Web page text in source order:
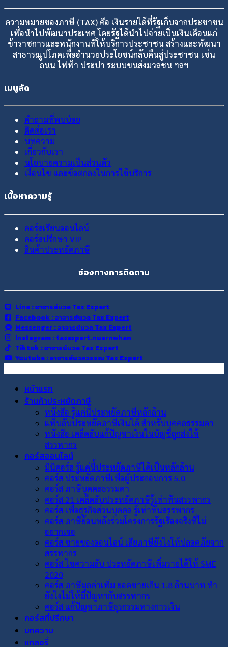
ความหมายของภาษี (TAX) คือ เงินรายได้ที่รัฐเก็บจากประชาชน
เพื่อนำไปพัฒนาประเทศ โดยรัฐได้นำไปจ่ายเป็นเงินเดือนแก่
ข้าราชการและพนักงานที่ให้บริการประชาชน สร้างและพัฒนา
สาธารณูปโภคเพื่ออำนวยประโยชน์กลับคืนสู่ประชาชน เช่น
ถนน ไฟฟ้า ประปา ระบบขนส่งมวลชน ฯลฯ
เมนูลัด
คำถามที่พบบ่อย
ติดต่อเรา
บทความ
เกี่ยวกับเรา
นโยบายความเป็นส่วนตัว
เงื่อนไข และข้อตกลงในการใช้บริการ
เนื้อหาความรู้
คอร์สเรียนออนไลน์
คอร์สปรึกษา VIP
สินค้าประหยัดภาษี
ช่องทางการติดตาม
Line : อาจารย์นวล Tax Expert
Facebook : อาจารย์นวล Tax Expert
Messenger : อาจารย์นวล Tax Expert
Instagram : taxexpert.nuarnwhan
Tiktok : อาจารย์นวล Tax Expert
Youtube : อาจารย์นวลวรรณ Tax Expert
หน้าแรก
ร้านค้าประหยัดภาษี
หนังสือ รู้แค่นี้ประหยัดภาษีหลักล้าน
แฟ้บลับประหยัดภาษีเงินได้ สำหรับบุคคลธรรมดา
หนังสือ เคล็ดลับแก้ปัญหาเงินในบัญชีถูกส่งให้
สรรพากร
คอร์สออนไลน์
มินิคอร์ส รู้แค่นี้ประหยัดภาษีได้เป็นหลักล้าน
คอร์ส ประหยัดภาษีเพื่อผู้ประกอบการ 5.0
คอร์ส ภาษีบุคคลธรรมดา
คอร์ส 21 เคล็ดลับประหยัดภาษีรู้เท่าทันสรรพากร
คอร์ส เพื่อธุรกิจส่วนบุคคล รู้เท่าทันสรรพากร
คอร์ส ภาษีย้อนหลังร่วมโครงการรัฐเรื่องจริงที่ไม่
อยากเจอ
คอร์ส ขายของออนไลน์ เสียภาษียังไงให้ปลอดภัยจาก
สรรพากร
คอร์ส ไขความลับ ประหยัดภาษีเพิ่มรายได้ให้ SME
2020
คอร์ส ภาษีมูลค่าเพิ่ม ยอดขายเกิน 1.8 ล้านบาท ทำ
ยังไงไม่ให้มีปัญหากับสรรพากร
คอร์ส แก้ปัญหาภาษีธุรกรรมทางการเงิน
คอร์สที่ปรึกษา
บทความ
แกลอรี่